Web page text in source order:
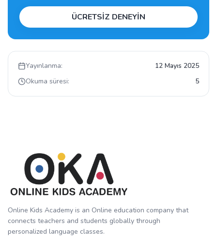
ÜCRETSİZ DENEYİN
Yayınlanma:
12 Mayıs 2025
Okuma süresi:
5
Online Kids Academy is an Online education company that
connects teachers and students globally through
personalized language classes.